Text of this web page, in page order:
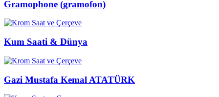
Gramophone (gramofon)
Kum Saati & Dünya
Gazi Mustafa Kemal ATATÜRK